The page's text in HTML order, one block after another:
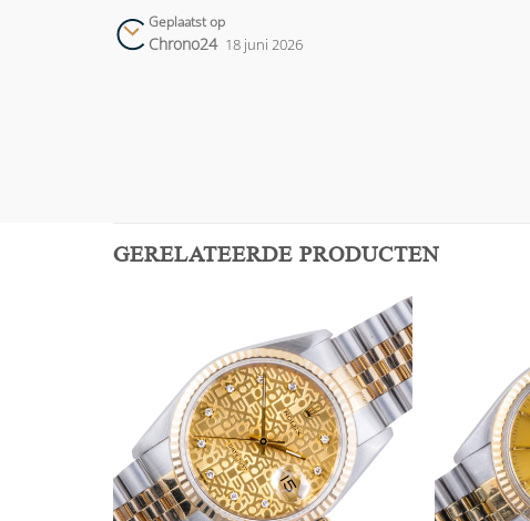
Geplaatst op
Chrono24 18 juni 2026
GERELATEERDE PRODUCTEN
Add to
wishlist